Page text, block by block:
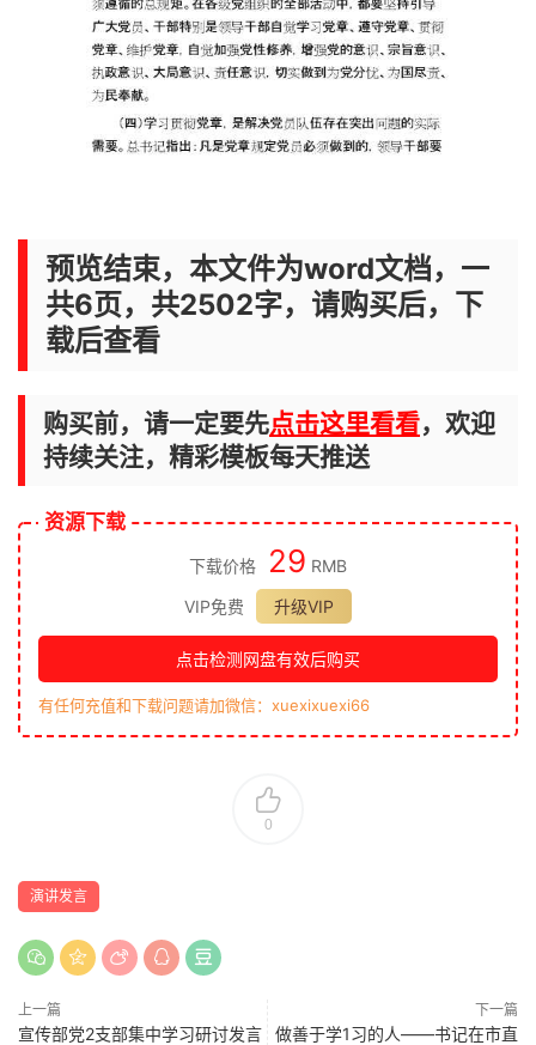
预览结束，本文件为word文档，一
共6页，共2502字，请购买后，下
载后查看
购买前，请一定要先点击这里看看，欢迎
持续关注，精彩模板每天推送
资源下载
下载价格 29 RMB
VIP免费
升级VIP
点击检测网盘有效后购买
有任何充值和下载问题请加微信：xuexixuexi66
0
演讲发言
上一篇
宣传部党2支部集中学习研讨发言
下一篇
做善于学1习的人——书记在市直